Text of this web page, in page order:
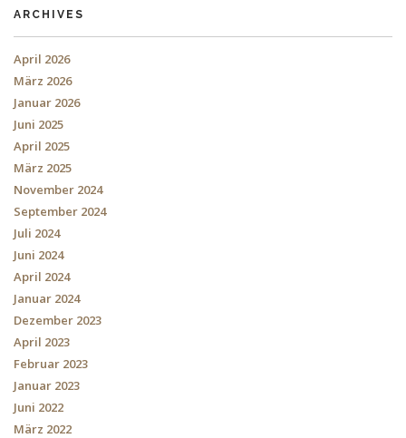
ARCHIVES
April 2026
März 2026
Januar 2026
Juni 2025
April 2025
März 2025
November 2024
September 2024
Juli 2024
Juni 2024
April 2024
Januar 2024
Dezember 2023
April 2023
Februar 2023
Januar 2023
Juni 2022
März 2022